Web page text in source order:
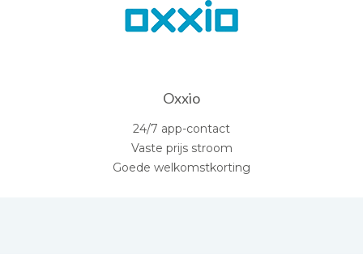
Oxxio
24/7 app-contact
Vaste prijs stroom
Goede welkomstkorting